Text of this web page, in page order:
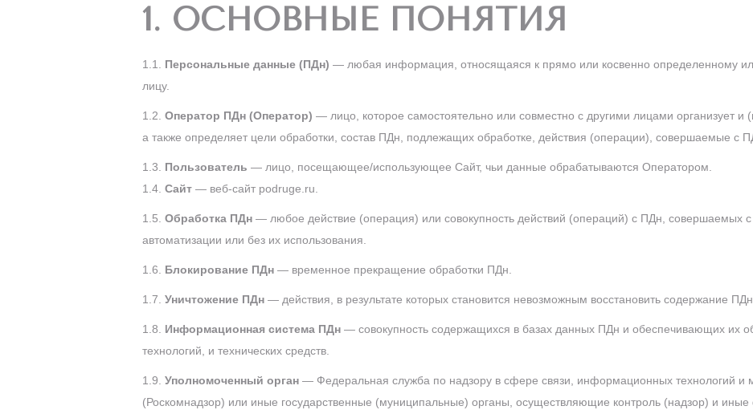
1. ОСНОВНЫЕ ПОНЯТИЯ
1.1. Персональные данные (ПДн) — любая информация, относящаяся к прямо или косвенно определенному
лицу.
1.2. Оператор ПДн (Оператор) — лицо, которое самостоятельно или совместно с другими лицами организует и
а также определяет цели обработки, состав ПДн, подлежащих обработке, действия (операции), совершаемые с
1.3. Пользователь — лицо, посещающее/использующее Сайт, чьи данные обрабатываются Оператором.
1.4. Сайт — веб-сайт podruge.ru.
1.5. Обработка ПДн — любое действие (операция) или совокупность действий (операций) с ПДн, совершаемых с
автоматизации или без их использования.
1.6. Блокирование ПДн — временное прекращение обработки ПДн.
1.7. Уничтожение ПДн — действия, в результате которых становится невозможным восстановить содержание ПДн.
1.8. Информационная система ПДн — совокупность содержащихся в базах данных ПДн и обеспечивающих их
технологий, и технических средств.
1.9. Уполномоченный орган — Федеральная служба по надзору в сфере связи, информационных технологий и
(Роскомнадзор) или иные государственные (муниципальные) органы, осуществляющие контроль (надзор) и